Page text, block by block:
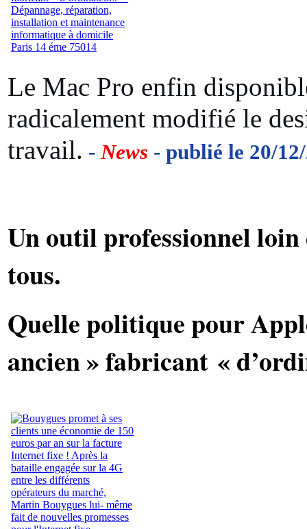
Le Mac Pro enfin
radicalement modifié le
travail. -News - publié le 20/
Un outil professionnel loin
tous.
Quelle politique pour
ancien » fabricant «